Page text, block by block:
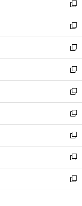
ィ
ン
ド
ウ
で
開
く
い
ウ
ィ
ン
ド
ウ
で
開
く
新
し
い
ウ
ィ
ン
ド
ウ
で
開
く
新
し
い
ウ
ィ
ン
ド
ウ
で
開
く
新
し
い
ウ
ィ
ン
ド
ウ
で
開
く
新
し
い
ウ
ィ
ン
ド
ウ
で
開
く
新
し
い
ウ
ィ
ン
ド
ウ
で
開
新
し
い
ウ
ィ
ン
ド
ウ
新
し
い
ウ
ィ
ン
新
し
い
ウ
新
し